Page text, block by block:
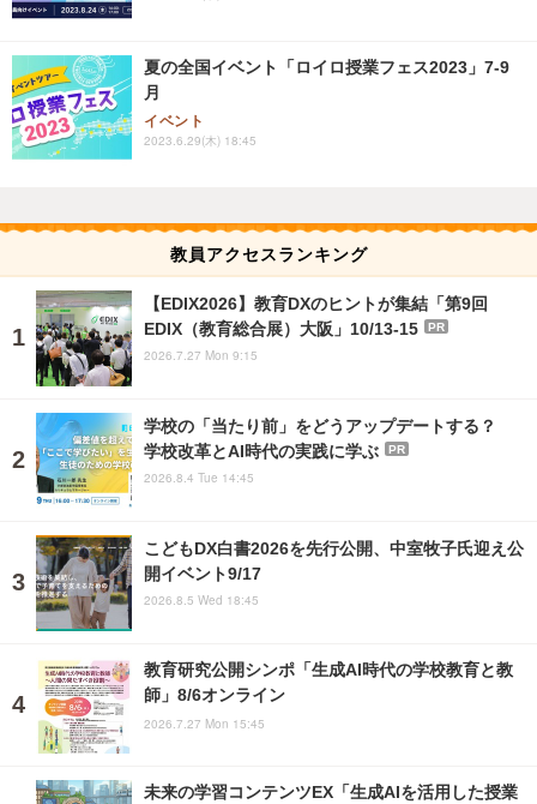
夏の全国イベント「ロイロ授業フェス2023」7-9
月
イベント
2023.6.29(木) 18:45
教員アクセスランキング
【EDIX2026】教育DXのヒントが集結「第9回
EDIX（教育総合展）大阪」10/13-15
PR
2026.7.27 Mon 9:15
学校の「当たり前」をどうアップデートする？
学校改革とAI時代の実践に学ぶ
PR
2026.8.4 Tue 14:45
こどもDX白書2026を先行公開、中室牧子氏迎え公
開イベント9/17
2026.8.5 Wed 18:45
教育研究公開シンポ「生成AI時代の学校教育と教
師」8/6オンライン
2026.7.27 Mon 15:45
未来の学習コンテンツEX「生成AIを活用した授業